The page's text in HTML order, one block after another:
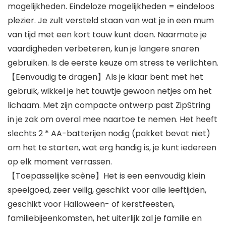
mogelijkheden. Eindeloze mogelijkheden = eindeloos
plezier. Je zult versteld staan ​​van wat je in een mum
van tijd met een kort touw kunt doen. Naarmate je
vaardigheden verbeteren, kun je langere snaren
gebruiken. Is de eerste keuze om stress te verlichten.
【Eenvoudig te dragen】Als je klaar bent met het
gebruik, wikkel je het touwtje gewoon netjes om het
lichaam. Met zijn compacte ontwerp past ZipString
in je zak om overal mee naartoe te nemen. Het heeft
slechts 2 * AA-batterijen nodig (pakket bevat niet)
om het te starten, wat erg handig is, je kunt iedereen
op elk moment verrassen.
【Toepasselijke scène】Het is een eenvoudig klein
speelgoed, zeer veilig, geschikt voor alle leeftijden,
geschikt voor Halloween- of kerstfeesten,
familiebijeenkomsten, het uiterlijk zal je familie en